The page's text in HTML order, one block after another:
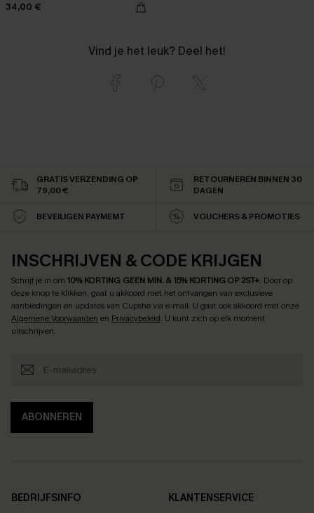
34,00 €
Vind je het leuk? Deel het!
GRATIS VERZENDING OP
79,00 €
RETOURNEREN BINNEN 30
DAGEN
BEVEILIGEN PAYMEMT VOUCHERS & PROMOTIES
INSCHRIJVEN & CODE KRIJGEN
Schrijf je in om 10% KORTING GEEN MIN. & 15% KORTING OP 2ST+. Door op
deze knop te klikken, gaat u akkoord met het ontvangen van exclusieve
aanbiedingen en updates van Cupshe via e-mail. U gaat ook akkoord met onze
Algemene Voorwaarden en Privacybeleid. U kunt zich op elk moment
uitschrijven.
ABONNEREN
BEDRIJFSINFO
KLANTENSERVICE